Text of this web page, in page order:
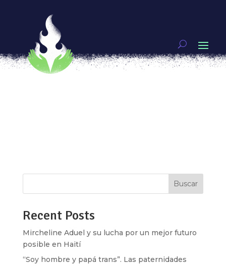
“Quemar el miedo”, tres razones para devorarlo
porRaquel Hernández
Mujeres
guerreras
[vc_row type=»in_container»
Buscar
Recent Posts
Mircheline Aduel y su lucha por un mejor futuro
posible en Haití
“Soy hombre y papá trans”. Las paternidades